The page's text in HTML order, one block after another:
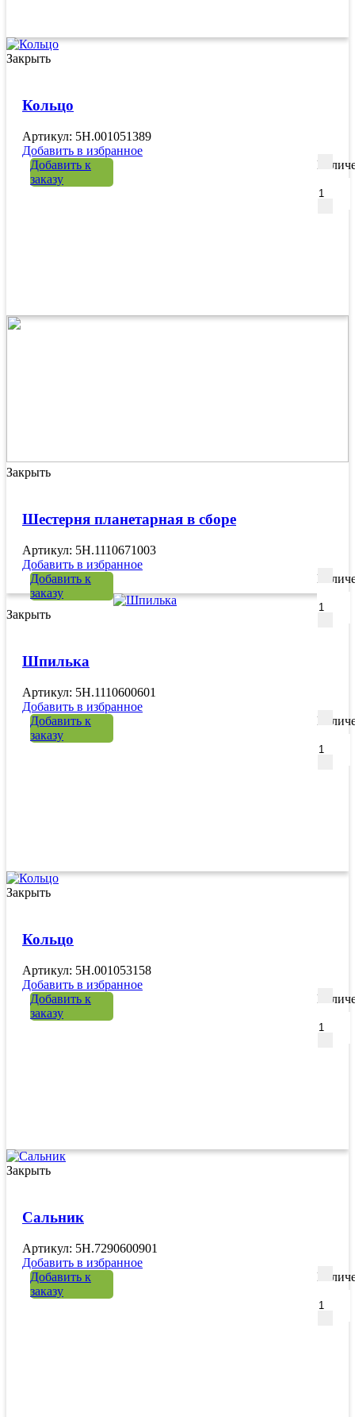
Закрыть
Кольцо
Артикул: 5H.001051389
Добавить в избранное
Добавить к
заказу
Закрыть
Шестерня планетарная в сборе
Артикул: 5H.1110671003
Добавить в избранное
Добавить к
заказу
Закрыть
Шпилька
Артикул: 5H.1110600601
Добавить в избранное
Добавить к
заказу
Закрыть
Кольцо
Артикул: 5H.001053158
Добавить в избранное
Добавить к
заказу
Закрыть
Сальник
Артикул: 5H.7290600901
Добавить в избранное
Добавить к
заказу